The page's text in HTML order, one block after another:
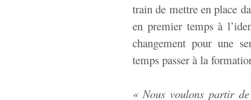
train de mettre en place
en premier temps à
changement pour une
temps passer à la
« Nous voulons partir